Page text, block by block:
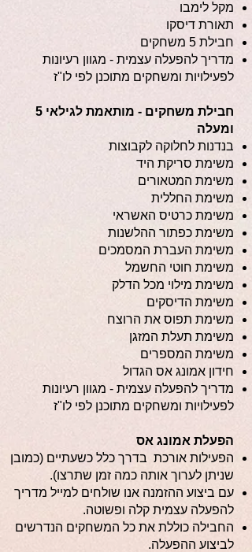
מקל לימבו
תאורת דיסקו
חבילת 5 משחקים
מדריך להפעלה עצמית - מגוון רעיונות
לפעילויות ומשחקים מתוכנן לפי לו"ז
חבילת משחקים - מותאמת לגילאי 5
ומעלה
בנדנות לחלוקה לקבוצות
משימת סריקת היד
משימת המטאורים
משימת החללית
משימת כרטיס האשראי
משימת כפתור ההלשנות
משימת העברת המסמכים
משימת חוטי החשמל
משימת מילוי מכל הדלק
משימת הדיסקים
משימת תפוס את הרוצח
משימת תעלת המזגן
משימת המספרים
חידון אמונג אס הגדול
מדריך להפעלה עצמית - מגוון רעיונות
לפעילויות ומשחקים מתוכנן לפי לו"ז
הפעלת אמונג אס
הפעילות אורכת בדרך כלל כשעתיים (כמובן
שניתן לערוך אותה כמה זמן שתרצו).
עם ביצוע ההזמנה אנו שולחים למייל מדריך
להפעלה עצמית קלה ופשוטה.
החבילה כוללת את כל המשחקים הנדרשים
לביצוע ההפעלה.